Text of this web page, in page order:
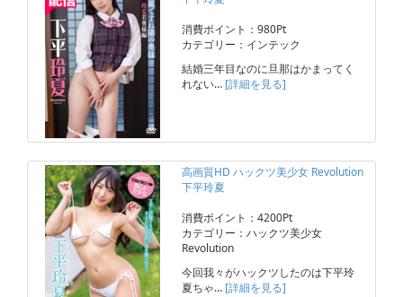
消費ポイント：980Pt
カテゴリー：インテック
結婚三年目なのに旦那はかまってく
れない… [詳細を見る]
高画質HD ハックツ美少女 Revolution
下平玲夏
消費ポイント：4200Pt
カテゴリー：ハックツ美少女
Revolution
今回我々がハックツしたのは下平玲
夏ちゃ… [詳細を見る]